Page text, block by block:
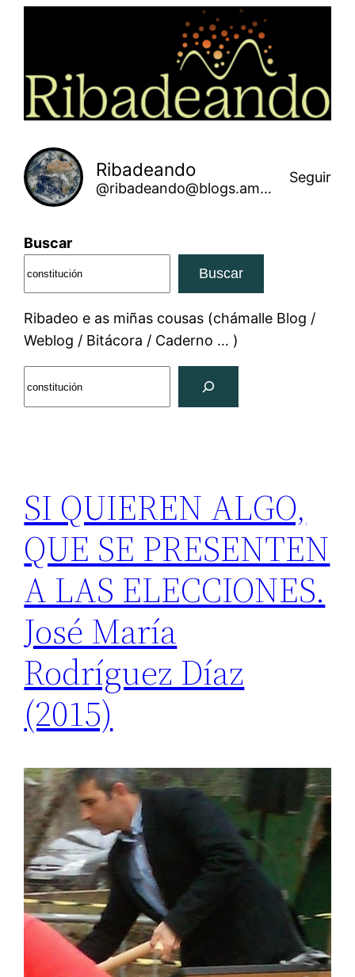
Ribadeando
@ribadeando@blogs.amarinha.gal
Seguir
Buscar
Buscar
Ribadeo e as miñas cousas (chámalle Blog /
Weblog / Bitácora / Caderno … )
SI QUIEREN ALGO,
QUE SE PRESENTEN
A LAS ELECCIONES.
José María
Rodríguez Díaz
(2015)